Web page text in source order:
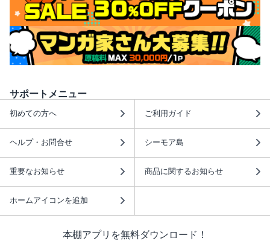
サポートメニュー
初めての方へ ご利用ガイド
ヘルプ・お問合せ シーモア島
重要なお知らせ 商品に関するお知らせ
ホームアイコンを追加
本棚アプリを無料ダウンロード！